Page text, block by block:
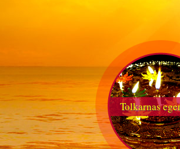
Tolkarnas